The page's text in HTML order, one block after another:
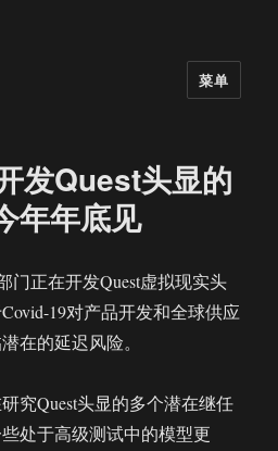
菜单
发Quest头显的
年年底见
门正在开发Quest虚拟现实头
19对产品开发和全球供应
在的延迟风险。
究Quest头显的多个潜在继任
处于高级测试中的模型更